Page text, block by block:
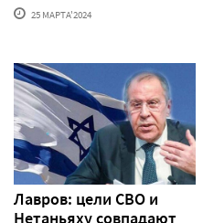
25 МАРТА'2024
Лавров: цели СВО и
Нетаньяху совпадают